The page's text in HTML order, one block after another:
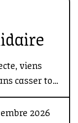
viens
casser ton
10 €
2026